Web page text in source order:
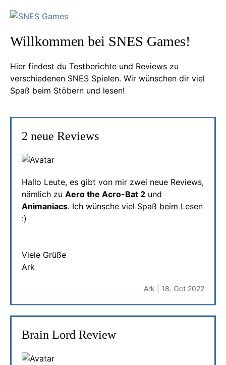
Willkommen bei SNES Games!
Hier findest du Testberichte und Reviews zu
verschiedenen SNES Spielen. Wir wünschen dir viel
Spaß beim Stöbern und lesen!
2 neue Reviews
Hallo Leute, es gibt von mir zwei neue Reviews,
nämlich zu Aero the Acro-Bat 2 und
Animaniacs. Ich wünsche viel Spaß beim Lesen
:)
Viele Grüße
Ark
Ark | 18. Oct 2022
Brain Lord Review